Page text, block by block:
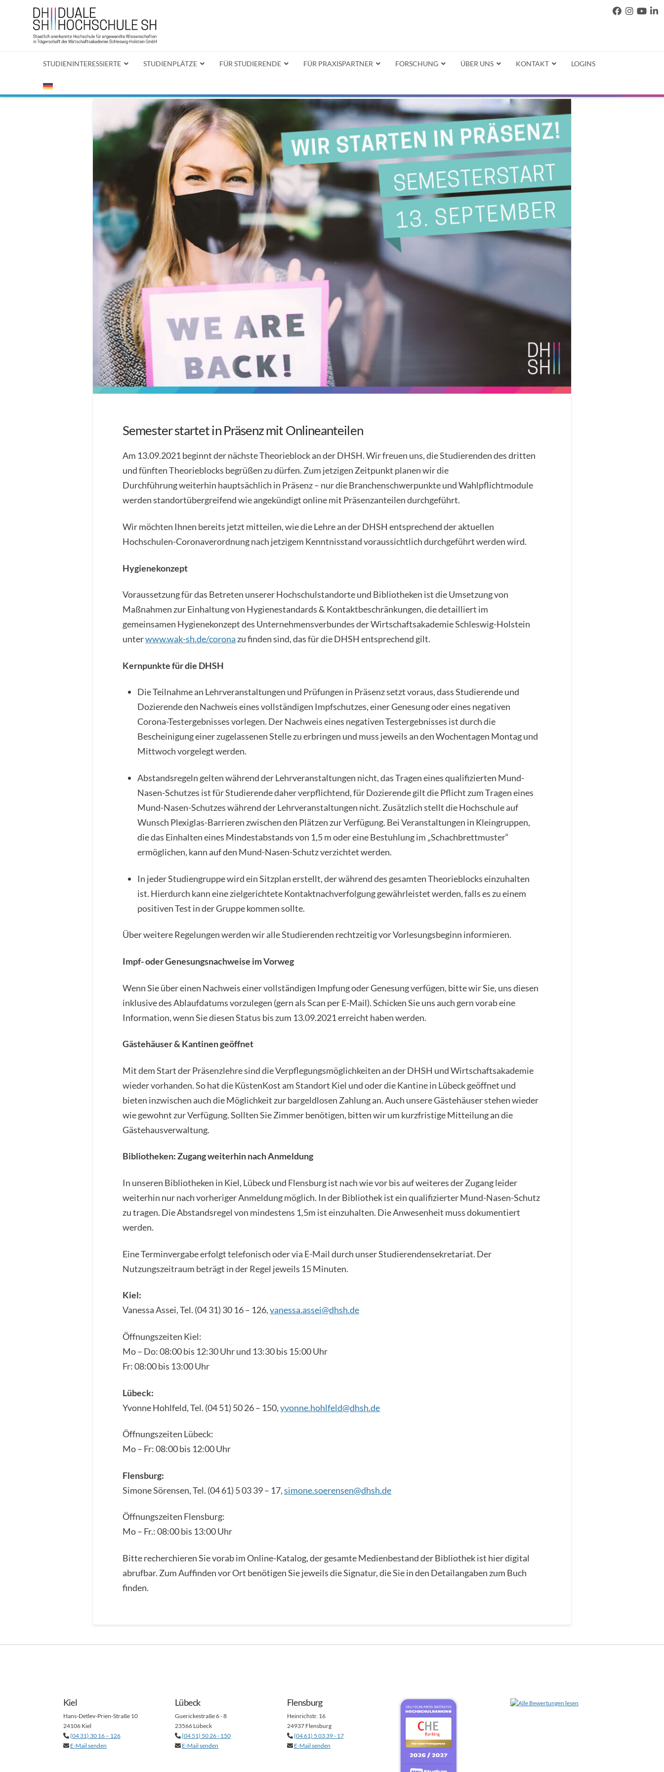
STUDIENINTERESSIERTE STUDIENPLÄTZE FÜR STUDIERENDE FÜR PRAXISPARTNER FORSCHUNG ÜBER UNS KONTAKT LOGINS
Semester startet in Präsenz mit Onlineanteilen
Am 13.09.2021 beginnt der nächste Theorieblock an der DHSH. Wir freuen uns, die Studierenden des dritten
und fünften Theorieblocks begrüßen zu dürfen. Zum jetzigen Zeitpunkt planen wir die
Durchführung weiterhin hauptsächlich in Präsenz – nur die Branchenschwerpunkte und Wahlpflichtmodule
werden standortübergreifend wie angekündigt online mit Präsenzanteilen durchgeführt.
Wir möchten Ihnen bereits jetzt mitteilen, wie die Lehre an der DHSH entsprechend der aktuellen
Hochschulen-Coronaverordnung nach jetzigem Kenntnisstand voraussichtlich durchgeführt werden wird.
Hygienekonzept
Voraussetzung für das Betreten unserer Hochschulstandorte und Bibliotheken ist die Umsetzung von
Maßnahmen zur Einhaltung von Hygienestandards & Kontaktbeschränkungen, die detailliert im
gemeinsamen Hygienekonzept des Unternehmensverbundes der Wirtschaftsakademie Schleswig-Holstein
unterwww.wak-sh.de/corona zu finden sind, das für die DHSH entsprechend gilt.
Kernpunkte für die DHSH
Die Teilnahme an Lehrveranstaltungen und Prüfungen in Präsenz setzt voraus, dass Studierende und
Dozierende den Nachweis eines vollständigen Impfschutzes, einer Genesung oder eines negativen
Corona-Testergebnisses vorlegen. Der Nachweis eines negativen Testergebnisses ist durch die
Bescheinigung einer zugelassenen Stelle zu erbringen und muss jeweils an den Wochentagen Montag und
Mittwoch vorgelegt werden.
Abstandsregeln gelten während der Lehrveranstaltungen nicht, das Tragen eines qualifizierten Mund-
Nasen-Schutzes ist für Studierende daher verpflichtend, für Dozierende gilt die Pflicht zum Tragen eines
Mund-Nasen-Schutzes während der Lehrveranstaltungen nicht. Zusätzlich stellt die Hochschule auf
Wunsch Plexiglas-Barrieren zwischen den Plätzen zur Verfügung. Bei Veranstaltungen in Kleingruppen,
die das Einhalten eines Mindestabstands von 1,5 m oder eine Bestuhlung im „Schachbrettmuster“
ermöglichen, kann auf den Mund-Nasen-Schutz verzichtet werden.
In jeder Studiengruppe wird ein Sitzplan erstellt, der während des gesamten Theorieblocks einzuhalten
ist. Hierdurch kann eine zielgerichtete Kontaktnachverfolgung gewährleistet werden, falls es zu einem
positiven Test in der Gruppe kommen sollte.
Über weitere Regelungen werden wir alle Studierenden rechtzeitig vor Vorlesungsbeginn informieren.
Impf- oder Genesungsnachweise im Vorweg
Wenn Sie über einen Nachweis einer vollständigen Impfung oder Genesung verfügen, bitte wir Sie, uns diesen
inklusive des Ablaufdatums vorzulegen (gern als Scan per E-Mail). Schicken Sie uns auch gern vorab eine
Information, wenn Sie diesen Status bis zum 13.09.2021 erreicht haben werden.
Gästehäuser & Kantinen geöffnet
Mit dem Start der Präsenzlehre sind die Verpflegungsmöglichkeiten an der DHSH und Wirtschaftsakademie
wieder vorhanden. So hat die KüstenKost am Standort Kiel und oder die Kantine in Lübeck geöffnet und
bieten inzwischen auch die Möglichkeit zur bargeldlosen Zahlung an. Auch unsere Gästehäuser stehen wieder
wie gewohnt zur Verfügung. Sollten Sie Zimmer benötigen, bitten wir um kurzfristige Mitteilung an die
Gästehausverwaltung.
Bibliotheken: Zugang weiterhin nach Anmeldung
In unseren Bibliotheken in Kiel, Lübeck und Flensburg ist nach wie vor bis auf weiteres der Zugang leider
weiterhin nur nach vorheriger Anmeldung möglich. In der Bibliothek ist ein qualifizierter Mund-Nasen-Schutz
zu tragen. Die Abstandsregel von mindestens 1,5m ist einzuhalten. Die Anwesenheit muss dokumentiert
werden.
Eine Terminvergabe erfolgt telefonisch oder via E-Mail durch unser Studierendensekretariat. Der
Nutzungszeitraum beträgt in der Regel jeweils 15 Minuten.
Kiel:
Vanessa Assei, Tel. (04 31) 30 16 – 126,vanessa.assei@dhsh.de
Öffnungszeiten Kiel:
Mo – Do: 08:00 bis 12:30 Uhr und 13:30 bis 15:00 Uhr
Fr: 08:00 bis 13:00 Uhr
Lübeck:
Yvonne Hohlfeld, Tel. (04 51) 50 26 – 150,yvonne.hohlfeld@dhsh.de
Öffnungszeiten Lübeck:
Mo – Fr: 08:00 bis 12:00 Uhr
Flensburg:
Simone Sörensen, Tel. (04 61) 5 03 39 – 17,simone.soerensen@dhsh.de
Öffnungszeiten Flensburg:
Mo – Fr.: 08:00 bis 13:00 Uhr
Bitte recherchieren Sie vorab im Online-Katalog, der gesamte Medienbestand der Bibliothek ist hier digital
abrufbar. Zum Auffinden vor Ort benötigen Sie jeweils die Signatur, die Sie in den Detailangaben zum Buch
finden.
Kiel
Hans-Detlev-Prien-Straße 10
24106 Kiel
(04 31) 30 16 – 126
E-Mail senden
Lübeck
Guerickestraße 6 - 8
23566 Lübeck
(04 51) 50 26 - 150
E-Mail senden
Flensburg
Heinrichstr. 16
24937 Flensburg
(04 61) 5 03 39 - 17
E-Mail senden